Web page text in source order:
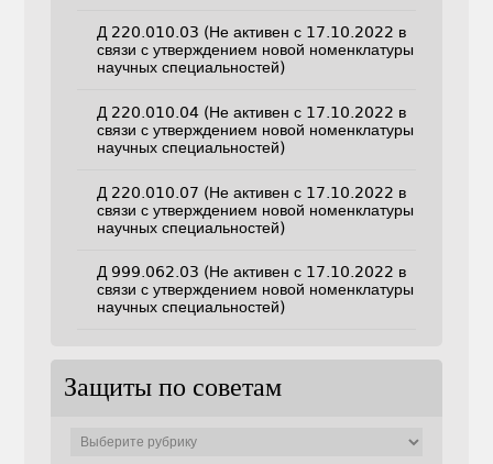
Д 220.010.03 (Не активен с 17.10.2022 в
связи с утверждением новой номенклатуры
научных специальностей)
Д 220.010.04 (Не активен с 17.10.2022 в
связи с утверждением новой номенклатуры
научных специальностей)
Д 220.010.07 (Не активен с 17.10.2022 в
связи с утверждением новой номенклатуры
научных специальностей)
Д 999.062.03 (Не активен с 17.10.2022 в
связи с утверждением новой номенклатуры
научных специальностей)
Защиты по советам